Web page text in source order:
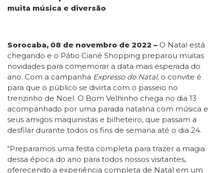
muita música e diversão
Sorocaba, 08 de novembro de 2022 – O Natal está
chegando e o Pátio Cianê Shopping preparou muitas
novidades para comemorar a data mais esperada do
ano. Com a campanha Expresso de Natal, o convite é
para que o público se divirta com o passeio no
trenzinho de Noel. O Bom Velhinho chega no dia 13
acompanhado por uma parada natalina com música e
seus amigos maquinistas e bilheteiro, que passam a
desfilar durante todos os fins de semana até o dia 24.
“Preparamos uma festa completa para trazer a magia
dessa época do ano para todos nossos visitantes,
oferecendo a experiência completa de Natal em um